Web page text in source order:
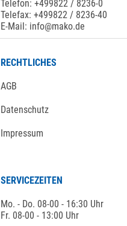
Telefon: +499822 / 8236-0
Telefax: +499822 / 8236-40
E-Mail: info@mako.de
RECHTLICHES
AGB
Datenschutz
Impressum
SERVICEZEITEN
Mo. - Do. 08-00 - 16:30 Uhr
Fr. 08-00 - 13:00 Uhr